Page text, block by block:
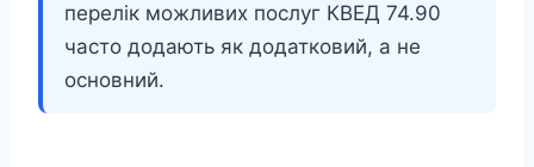
перелік можливих послуг КВЕД 74.90
часто додають як додатковий, а не
основний.